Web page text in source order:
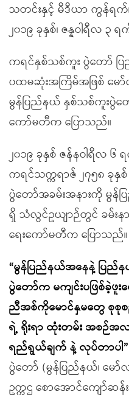
သတင်းနှင့် မီဒီယာ ကွန်ရက်
၂၀၁၉ ခုနှစ်၊ ဇန္နဝါရီလ ၃ ရ
ကရင်နှစ်သစ်ကူး ပွဲတော်
ပထမဆုံးအကြိမ်အဖြစ် မေ
မွန်ပြည်နယ် နှစ်သစ်ကူးပွဲတေ
ကော်မတီက ပြောသည်။
၂၀၁၉ ခုနှစ် ဇန်နဝါရီလ
ကရင်သက္ကရာဇ် ၂၇၅၈ ခုနှ
ပွဲတော်အခမ်းအနားကို မွန်
ရှိ သံလွင်ဥယျာဉ်တွင် ခမ်းန
ရေးကော်မတီက ပြောသည်။
“မွန်ပြည်နယ်အနေနဲ့ ပြ
ပွဲတော်က မကျင်းပဖြစ်ခဲ့ဖူ
ညီအစ်ကိုမောင်နှမတွေ စုစုစ
ရဲ့ ရိုးရာ ထုံးတမ်း အစဉ်
ရည်ရွယ်ချက် နဲ့ လုပ်တာပါ”
ပွဲတော် (မွန်ပြည်နယ်၊ မော်
ဥက္ကဌ စောအောင်ကျော်ဆ